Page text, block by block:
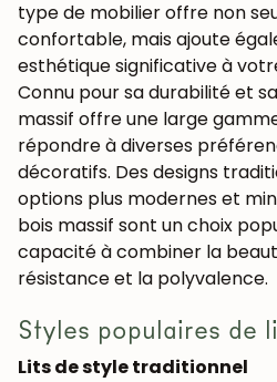
type de mobilier offre non
confortable, mais ajoute
esthétique significative à
Connu pour sa durabilité et
massif offre une large
répondre à diverses
décoratifs. Des designs
options plus modernes et
bois massif sont un choix
capacité à combiner la
résistance et la polyvalence.
Styles populaires de
Lits de style traditionnel